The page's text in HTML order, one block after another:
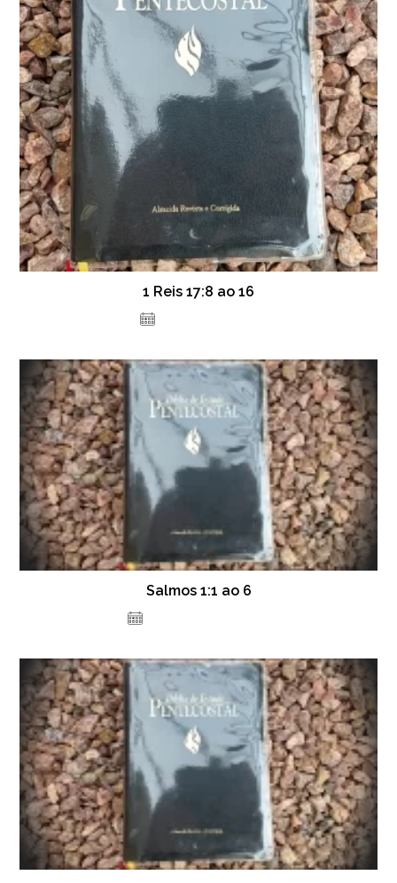
1 Reis 17:8 ao 16
Salmos 1:1 ao 6